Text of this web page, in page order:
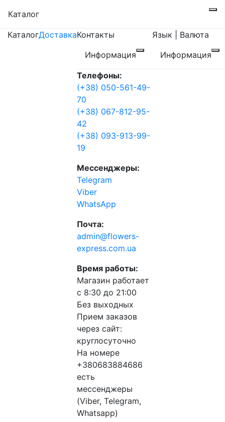
Каталог
КаталогДоставкаКонтакты
Информация
Телефоны:
(+38) 050-561-49-
70
(+38) 067-812-95-
42
(+38) 093-913-99-
19
Мессенджеры:
Telegram
Viber
WhatsApp
Почта:
admin@flowers-
express.com.ua
Время работы:
Магазин работает
с 8:30 до 21:00
Без выходных
Прием заказов
через сайт:
круглосуточно
На номере
+380683884686
есть
мессенджеры
(Viber, Telegram,
Whatsapp)
Язык | Валюта
Информация